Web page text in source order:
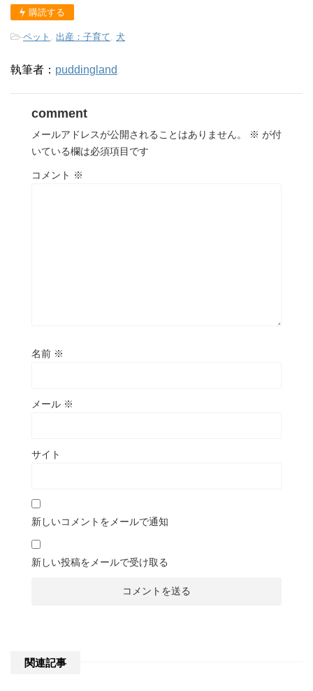
購読する
-ペット 出産：子育て 犬
執筆者： puddingland
comment
メールアドレスが公開されることはありません。 ※ が付
いている欄は必須項目です
コメント ※
名前 ※
メール ※
サイト
新しいコメントをメールで通知
新しい投稿をメールで受け取る
関連記事